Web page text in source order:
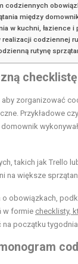
codziennych
między
w kuchni, łazience
realizacji codziennej
rutynę
, aby zorganizować
Przykładowe
takich jak Trello
na większe
o obowiązkach,
w formie checklisty,
początku